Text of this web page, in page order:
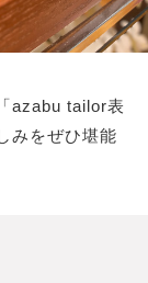
azabu tailor表
みをぜひ堪能